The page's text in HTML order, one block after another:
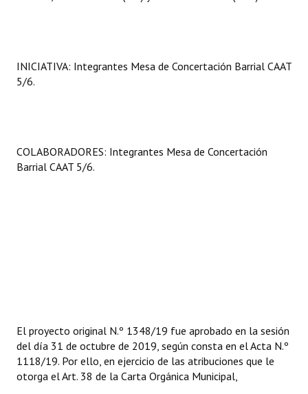
INICIATIVA: Integrantes Mesa de Concertación Barrial CAAT
5/6.
COLABORADORES: Integrantes Mesa de Concertación
Barrial CAAT 5/6.
El proyecto original N.º 1348/19 fue aprobado en la sesión
del día 31 de octubre de 2019, según consta en el Acta N.º
1118/19. Por ello, en ejercicio de las atribuciones que le
otorga el Art. 38 de la Carta Orgánica Municipal,